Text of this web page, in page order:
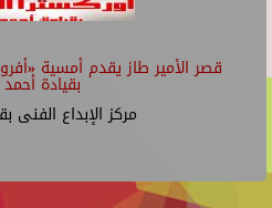
قصر الأمير طاز يقدم أمسية
بقيادة
مركز الإبداع الفنى